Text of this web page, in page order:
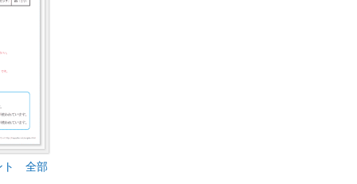
ト 全部